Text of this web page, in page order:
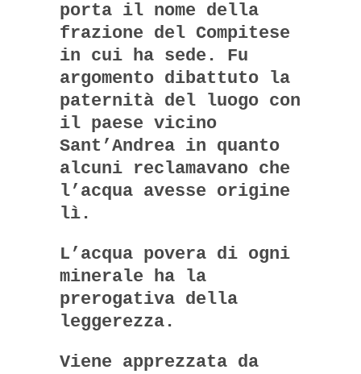
porta il nome della
frazione del Compitese
in cui ha sede. Fu
argomento dibattuto la
paternità del luogo con
il paese vicino
Sant’Andrea in quanto
alcuni reclamavano che
l’acqua avesse origine
lì.
L’acqua povera di ogni
minerale ha la
prerogativa della
leggerezza.
Viene apprezzata da